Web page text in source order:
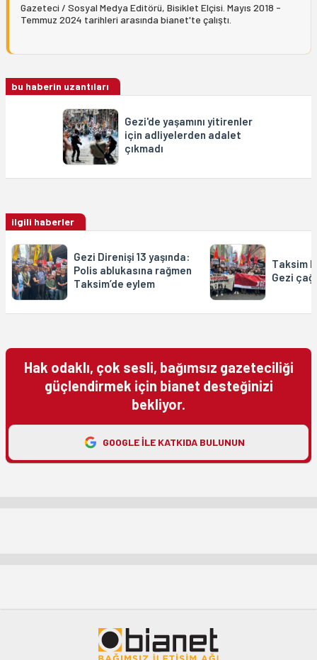
Gazeteci / Sosyal Medya Editörü, Bisiklet Elçisi. Mayıs 2018 -
Temmuz 2024 tarihleri arasında bianet'te çalıştı.
bu haberin uzantıları
Gezi'de yaşamını yitirenler
için adliyelerden adalet
çıkmadı
ilgili haberler
Gezi Direnişi 13 yaşında:
Polis ablukasına rağmen
Taksim’de eylem
Taksim
Gezi
Hak odaklı, çok sesli, bağımsız gazeteciliği
güçlendirmek için bianet desteğinizi
bekliyor.
GOOGLE ILE KATKIDA BULUNUN